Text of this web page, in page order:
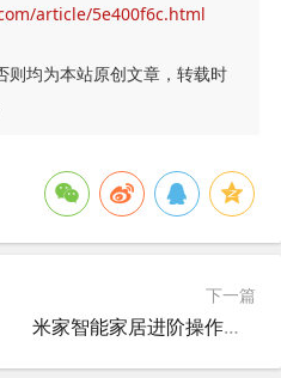
article/5e400f6c.html
则均为本站原创文章，转载时
下一篇
米家智能家居进阶操作视频教程,小米智能家居玩法攻略？